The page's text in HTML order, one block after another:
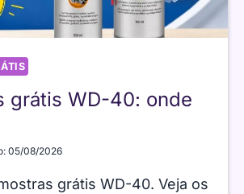
grátis WD-40: onde
05/08/2026
grátis WD-40. Veja os